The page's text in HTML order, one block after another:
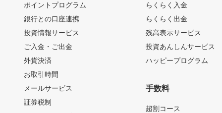
ポイントプログラム
銀行との口座連携
投資情報サービス
ご入金・ご出金
外貨決済
お取引時間
メールサービス
証券税制
らくらく入金
らくらく出金
残高表示サービス
投資あんしんサービス
ハッピープログラム
手数料
超割コース